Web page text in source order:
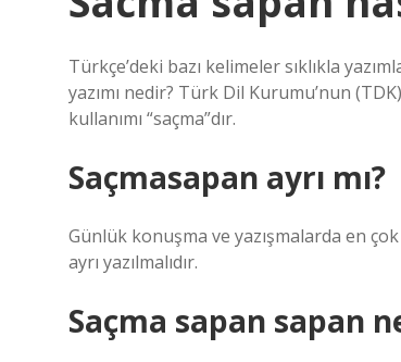
Türkçe’deki bazı kelimeler sıklıkla
yazımı nedir? Türk Dil Kurumu’nun
kullanımı “saçma”dır.
Saçmasapan ayrı mı?
Günlük konuşma ve yazışmalarda en
ayrı yazılmalıdır.
Saçma sapan sapan